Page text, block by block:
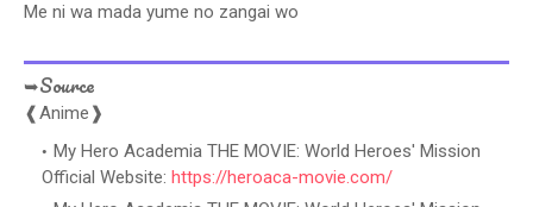
Me ni wa mada yume no zangai wo
➥Source
❰Anime❱
My Hero Academia THE MOVIE: World Heroes' Mission
Official Website: https://heroaca-movie.com/